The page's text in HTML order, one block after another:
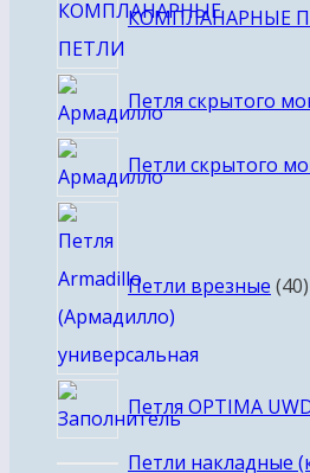
КОМПЛАНАРНЫЕ
Петля скрытого
Петли скрытого
Петли врезные 40
Петля OPTIMA
Петли накладные